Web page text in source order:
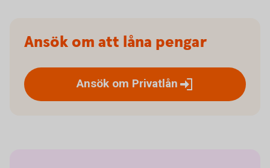
Ansök om att låna pengar
Ansök om Privatlån